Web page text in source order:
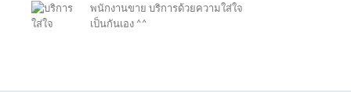
พนักงานขาย บริการด้วยความใส่ใจ
เป็นกันเอง ^^